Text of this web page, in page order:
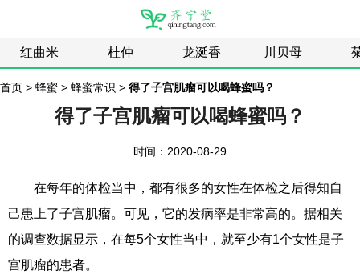
红曲米 杜仲 龙涎香 川贝母
首页 > 蜂蜜 > 蜂蜜常识 > 得了子宫肌瘤可以喝蜂蜜吗？
得了子宫肌瘤可以喝蜂蜜吗？
时间：2020-08-29
在每年的体检当中，都有很多的女性在体检之后得知自
己患上了子宫肌瘤。可见，它的发病率是非常高的。据相关
的调查数据显示，在每5个女性当中，就至少有1个女性是子
宫肌瘤的患者。